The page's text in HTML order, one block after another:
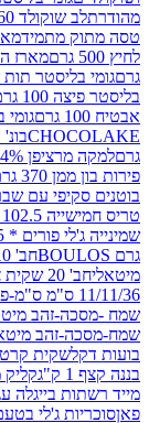
60 גרם באריזה מהודרת
מארז ים של
מארז התיק
תות שדה 100 גרם
גרם
גומי בליסטר
גומי בליסטר דובי 100 גרם
בונ' היידי בוקה
200 גרם
גרם
חמאת
עם שברי בוטנים 454 גרם
גרם
מפת שולחן
* 25 גרם
זהב מיטאלי
מיטאלי
שקית קרטון 24.5/19/8 ס"מ-פורים שמח-דגם בועות דקל
קליק מיני כדורים 30 גרם
עגול מצופה
בטעם פטל 175 גרם